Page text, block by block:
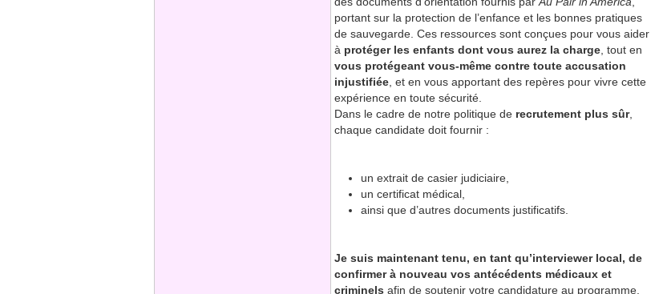
portant sur la protection de l’enfance et les bonnes pratiques
de sauvegarde. Ces ressources sont conçues pour vous aider
à protéger les enfants dont vous aurez la charge , tout en
vous protégeant vous-même contre toute accusation
injustifiée , et en vous apportant des repères pour vivre cette
expérience en toute sécurité.
Dans le cadre de notre politique de recrutement plus sûr,
chaque candidate doit fournir :
un extrait de casier judiciaire,
un certificat médical,
ainsi que d’autres documents justificatifs.
Je suis maintenant tenu, en tant qu’interviewer local, de
confirmer à nouveau vos antécédents médicaux et
criminels afin de soutenir votre candidature au programme.